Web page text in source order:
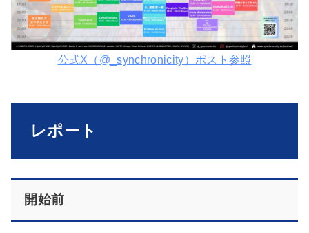
公式X（@_synchronicity）ポスト参照
レポート
開始前